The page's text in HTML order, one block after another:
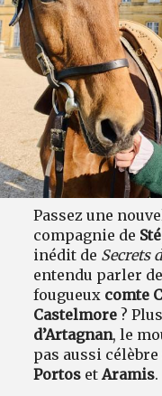
Passez une
compagnie de
inédit de Secrets
entendu parler
fougueux comte
Castelmore ?
d’Artagnan, le
pas aussi
Portos etAramis.